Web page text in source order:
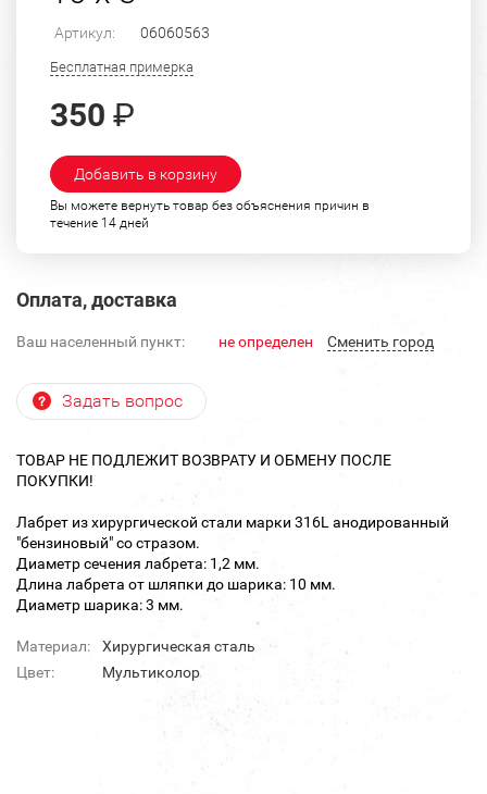
Артикул: 06060563
Бесплатная примерка
350 ₽
Добавить в корзину
Вы можете вернуть товар без объяснения причин в
течение 14 дней
Оплата, доставка
Ваш населенный пункт: не определен Cменить город
Задать вопрос
ТОВАР НЕ ПОДЛЕЖИТ ВОЗВРАТУ И ОБМЕНУ ПОСЛЕ
ПОКУПКИ!
Лабрет из хирургической стали марки 316L анодированный
"бензиновый" со стразом.
Диаметр сечения лабрета: 1,2 мм.
Длина лабрета от шляпки до шарика: 10 мм.
Диаметр шарика: 3 мм.
Материал:
Хирургическая сталь
Цвет:
Мультиколор